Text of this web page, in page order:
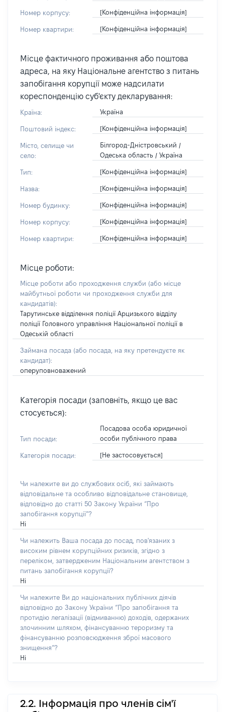
Номер корпусу: [Конфіденційна інформація]
Номер квартири: [Конфіденційна інформація]
Місце фактичного проживання або поштова
адреса, на яку Національне агентство з питань
запобігання корупції може надсилати
кореспонденцію суб'єкту декларування:
Країна: Україна
Поштовий індекс: [Конфіденційна інформація]
Місто, селище чи
село:
Білгород-Дністровський /
Одеська область / Україна
Тип: [Конфіденційна інформація]
Назва: [Конфіденційна інформація]
Номер будинку: [Конфіденційна інформація]
Номер корпусу: [Конфіденційна інформація]
Номер квартири: [Конфіденційна інформація]
Місце роботи:
Місце роботи або проходження служби (або місце
майбутньої роботи чи проходження служби для
кандидатів):
Тарутинське відділення поліції Арцизького відділу
поліції Головного управління Національної поліції в
Одеській області
Займана посада (або посада, на яку претендуєте як
кандидат):
оперуповноважений
Категорія посади (заповніть, якщо це вас
стосується):
Тип посади:
Посадова особа юридичної
особи публічного права
Категорія посади: [Не застосовується]
Чи належите ви до службових осіб, які займають
відповідальне та особливо відповідальне становище,
відповідно до статті 50 Закону України “Про
запобігання корупції”?
Ні
Чи належить Ваша посада до посад, пов'язаних з
високим рівнем корупційних ризиків, згідно з
переліком, затвердженим Національним агентством з
питань запобігання корупції?
Ні
Чи належите Ви до національних публічних діячів
відповідно до Закону України “Про запобігання та
протидію легалізації (відмиванню) доходів, одержаних
злочинним шляхом, фінансуванню тероризму та
фінансуванню розповсюдження зброї масового
знищення”?
Ні
2.2. Інформація про членів сім'ї